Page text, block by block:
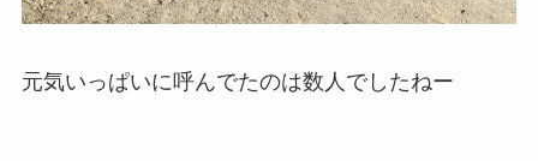
元気いっぱいに呼んでたのは数人でしたねー